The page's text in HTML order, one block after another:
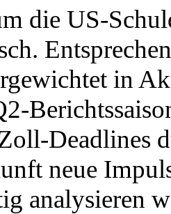
die US-
in
Deadlines
neue
analysieren